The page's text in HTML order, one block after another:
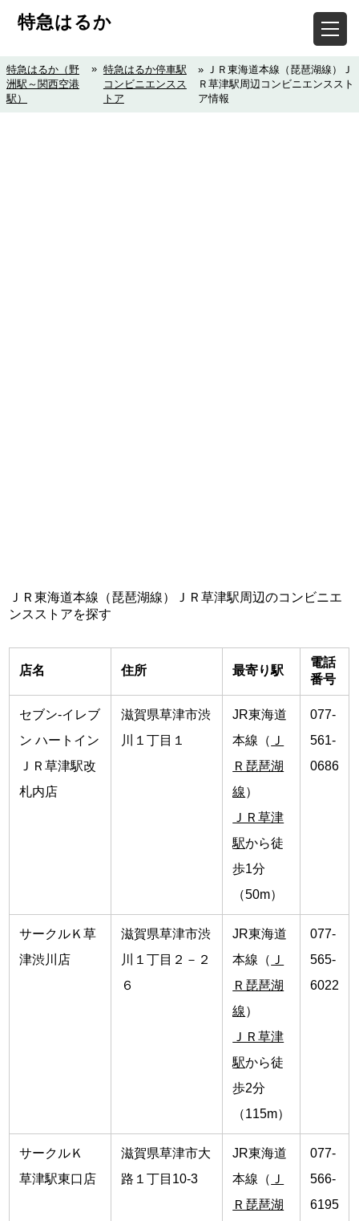
特急はるか
特急はるか（野
洲駅～関西空港
駅）
» 特急はるか停車駅
コンビニエンスス
トア
» ＪＲ東海道本線（琵琶湖線）Ｊ
Ｒ草津駅周辺コンビニエンススト
ア情報
ＪＲ東海道本線（琵琶湖線）ＪＲ草津駅周辺のコンビニエ
ンスストアを探す
店名 住所 最寄り駅
電話
番号
セブン-イレブ
ン ハートイン
ＪＲ草津駅改
札内店
滋賀県草津市渋
川１丁目１
JR東海道
本線（ Ｊ
Ｒ琵琶湖
線）
ＪＲ草津
駅から徒
歩1分
（50m）
077-
561-
0686
サークルＫ草
津渋川店
滋賀県草津市渋
川１丁目２－２
６
JR東海道
本線（ Ｊ
Ｒ琵琶湖
線）
ＪＲ草津
駅から徒
歩2分
（115m）
077-
565-
6022
サークルＫ
草津駅東口店
滋賀県草津市大
路１丁目10-3
JR東海道
本線（ Ｊ
Ｒ琵琶湖
077-
566-
6195